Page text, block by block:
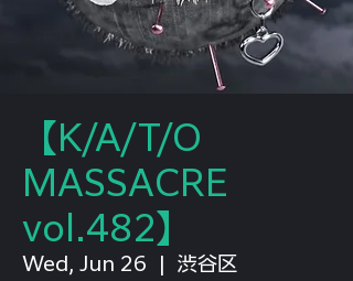
【K/A/T/O
MASSACRE
vol.482】
Wed, Jun 26 渋谷区